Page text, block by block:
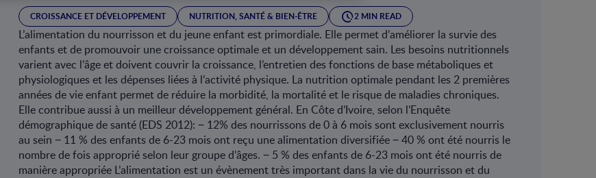
CROISSANCE ET DÉVELOPPEMENT NUTRITION, SANTÉ & BIEN-ÊTRE 2 MIN READ
L’alimentation du nourrisson et du jeune enfant est primordiale. Elle permet d’améliorer la survie des
enfants et de promouvoir une croissance optimale et un développement sain. Les besoins nutritionnels
varient avec l’âge et doivent couvrir la croissance, l’entretien des fonctions de base métaboliques et
physiologiques et les dépenses liées à l’activité physique. La nutrition optimale pendant les 2 premières
années de vie enfant permet de réduire la morbidité, la mortalité et le risque de maladies chroniques.
Elle contribue aussi à un meilleur développement général. En Côte d’Ivoire, selon l’Enquête
démographique de santé (EDS 2012): − 12% des nourrissons de 0 à 6 mois sont exclusivement nourris
au sein − 11 % des enfants de 6-23 mois ont reçu une alimentation diversifiée − 40 % ont été nourris le
nombre de fois approprié selon leur groupe d’âges. − 5 % des enfants de 6-23 mois ont été nourris de
manière appropriée L’alimentation est un évènement très important dans la vie du nourrisson et du